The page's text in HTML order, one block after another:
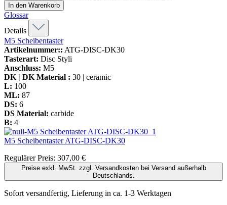
In den Warenkorb
Glossar
Details
M5 Scheibentaster
Artikelnummer:: ATG-DISC-DK30
Tasterart: Disc Styli
Anschluss: M5
DK | DK Material : 30 | ceramic
L: 100
ML: 87
DS: 6
DS Material: carbide
B: 4
M5 ScheibentasterATG-DISC-DK30
Regulärer Preis: 307,00 €
Preise exkl. MwSt. zzgl. Versandkosten bei Versand außerhalb
Deutschlands.
Sofort versandfertig, Lieferung in ca. 1-3 Werktagen